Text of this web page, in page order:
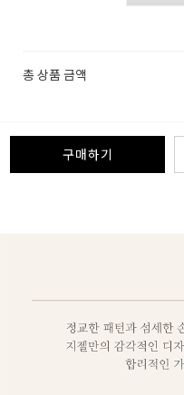
총 상품 금액
구매하기